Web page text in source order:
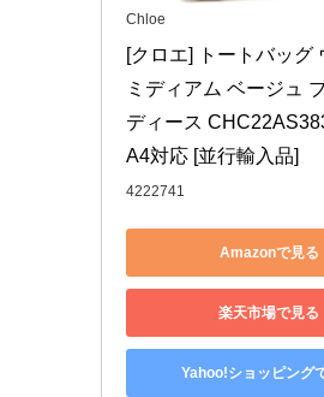
Chloe
[クロエ] トートバッグ
ミディアム ベージュ
ディース
A4対応 [並行輸入品]
4222741
Amazonで見る
楽天市場で見る
Yahoo!ショッピング